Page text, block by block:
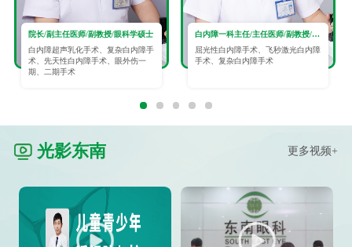
院长/副主任医师/副教授/眼科学硕士
白内障超声乳化手术、复杂白内障手
术、先天性白内障手术、眼外伤一
期、二期手术
白内障一科主任/主任医师/副教授/眼科学硕士
屈光性白内障手术、飞秒激光白内障
手术、复杂白内障手术
光影东南 更多视频+